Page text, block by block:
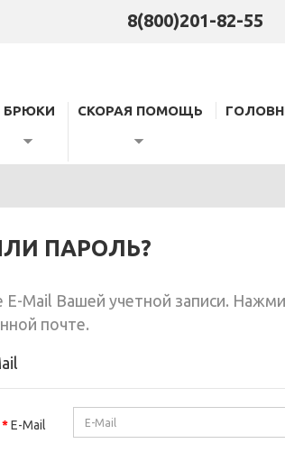
8(800)201-82-55
БРЮКИ СКОРАЯ ПОМОЩЬ
ПАРОЛЬ?
E-Mail Вашей учетной записи.
почте.
E-Mail